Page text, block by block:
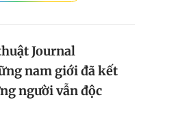
Journal
nam giới đã kết
người vẫn độc